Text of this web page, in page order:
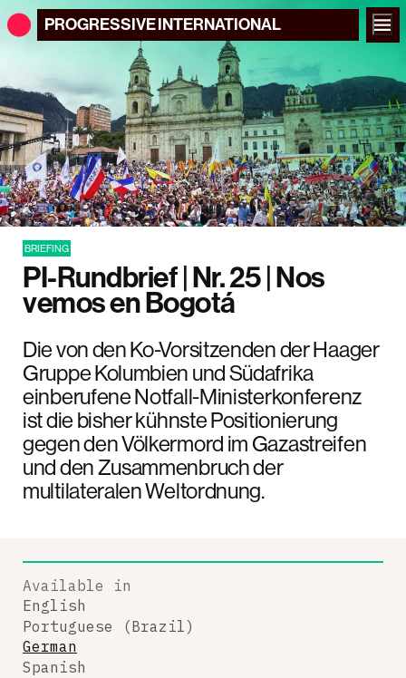
PROGRESSIVEINTERNATIONAL
BRIEFING
PI-Rundbrief | Nr. 25 | Nos
vemos en Bogotá
Die von den Ko-Vorsitzenden der Haager
Gruppe Kolumbien und Südafrika
einberufene Notfall-Ministerkonferenz
ist die bisher kühnste Positionierung
gegen den Völkermord im Gazastreifen
und den Zusammenbruch der
multilateralen Weltordnung.
Available in
English
Portuguese (Brazil)
German
Spanish